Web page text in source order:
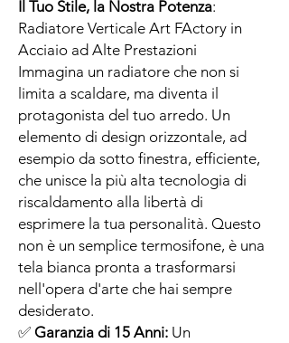
Il Tuo Stile, la Nostra Potenza:
Radiatore Verticale Art FActory in
Acciaio ad Alte Prestazioni
Immagina un radiatore che non si
limita a scaldare, ma diventa il
protagonista del tuo arredo. Un
elemento di design orizzontale, ad
esempio da sotto finestra, efficiente,
che unisce la più alta tecnologia di
riscaldamento alla libertà di
esprimere la tua personalità. Questo
non è un semplice termosifone, è una
tela bianca pronta a trasformarsi
nell'opera d'arte che hai sempre
desiderato.
✅ Garanzia di 15 Anni: Un